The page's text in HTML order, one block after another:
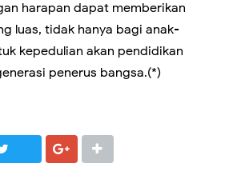
harapan dapat memberikan
luas, tidak hanya bagi anak-
kepedulian akan pendidikan
penerus bangsa.(*)